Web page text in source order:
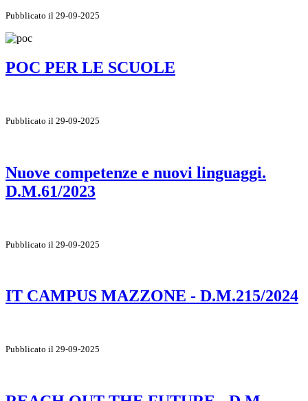
Pubblicato il 29-09-2025
POC PER LE SCUOLE
Pubblicato il 29-09-2025
Nuove competenze e nuovi linguaggi.
D.M.61/2023
Pubblicato il 29-09-2025
IT CAMPUS MAZZONE - D.M.215/2024
Pubblicato il 29-09-2025